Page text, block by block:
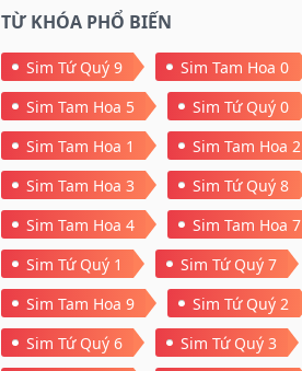
TỪ KHÓA PHỔ BIẾN
Sim Tứ Quý 9
Sim Tam Hoa 0
Sim Tam Hoa 5
Sim Tứ Quý 0
Sim Tam Hoa 1
Sim Tam Hoa 2
Sim Tam Hoa 3
Sim Tứ Quý 8
Sim Tam Hoa 4
Sim Tam Hoa 7
Sim Tứ Quý 1
Sim Tứ Quý 7
Sim Tam Hoa 9
Sim Tứ Quý 2
Sim Tứ Quý 6
Sim Tứ Quý 3